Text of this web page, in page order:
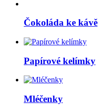
Čokoláda ke kávě
Papírové kelímky
Mléčenky